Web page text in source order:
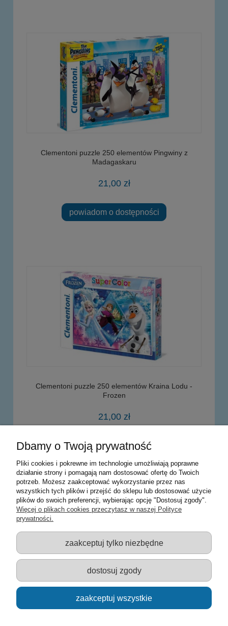
Clementoni puzzle 250 elementów Pingwiny z
Madagaskaru
21,00 zł
powiadom o dostępności
Clementoni puzzle 250 elementów Kraina Lodu -
Frozen
21,00 zł
powiadom o dostępności
Warunki zakupów
Moje konto
Informacje o sklepie
Sklep z zabawkami Łódź :: Hurownia zabawek :: Zabawki
edukacyjne :: Zestawy artystyczne :: Zabawki :: samochody Welly
:: Zabawkownia :: zabawki dla dzieci :: Lalki :: Klocki :: Artykuły
szkolne ::
Dbamy o Twoją prywatność
Pliki cookies i pokrewne im technologie umożliwiają poprawne
działanie strony i pomagają nam dostosować ofertę do Twoich
potrzeb. Możesz zaakceptować wykorzystanie przez nas
wszystkich tych plików i przejść do sklepu lub dostosować użycie
plików do swoich preferencji, wybierając opcję "Dostosuj zgody".
Więcej o plikach cookies przeczytasz w naszej Polityce
prywatności.
zaakceptuj tylko niezbędne
dostosuj zgody
zaakceptuj wszystkie